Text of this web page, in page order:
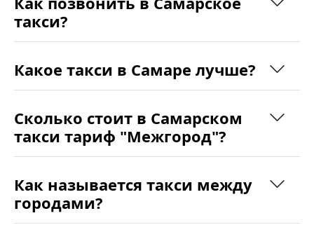
такси?
Какое такси в Самаре лучше?
Сколько стоит в Самарском
такси тариф "Межгород"?
Как называется такси между
городами?